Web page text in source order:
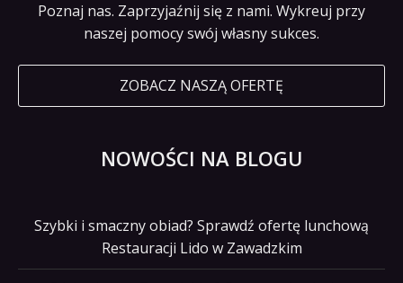
Poznaj nas. Zaprzyjaźnij się z nami. Wykreuj przy
naszej pomocy swój własny sukces.
ZOBACZ NASZĄ OFERTĘ
NOWOŚCI NA BLOGU
Szybki i smaczny obiad? Sprawdź ofertę lunchową
Restauracji Lido w Zawadzkim